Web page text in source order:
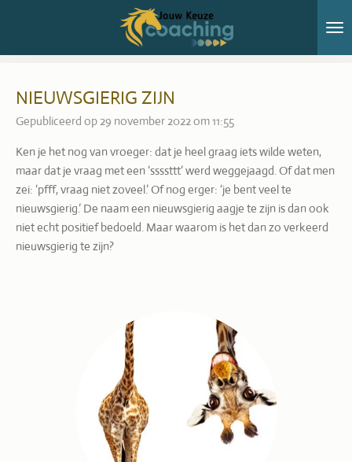
naar
hoofdinhoud
NIEUWSGIERIG ZIJN
Gepubliceerd op 29 november 2022 om 11:55
Ken je het nog van vroeger: dat je heel graag iets wilde weten,
maar dat je vraag met een ‘ssssttt’ werd weggejaagd. Of dat men
zei: ‘pfff, vraag niet zoveel.’ Of nog erger: ‘je bent veel te
nieuwsgierig.’ De naam een nieuwsgierig aagje te zijn is dan ook
niet echt positief bedoeld. Maar waarom is het dan zo verkeerd
nieuwsgierig te zijn?